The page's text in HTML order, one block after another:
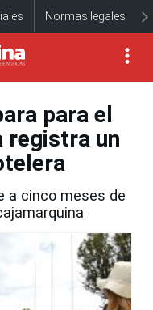
Normas legales
para el
registra un
a cinco meses de